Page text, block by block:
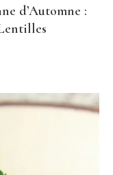
d’Automne :